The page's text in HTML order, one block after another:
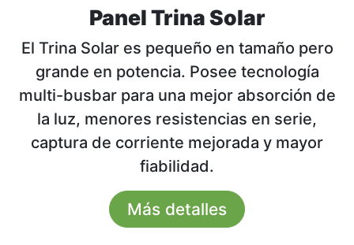
Panel Trina Solar
El Trina Solar es pequeño en tamaño pero
grande en potencia. Posee tecnología
multi-busbar para una mejor absorción de
la luz, menores resistencias en serie,
captura de corriente mejorada y mayor
fiabilidad.
Más detalles